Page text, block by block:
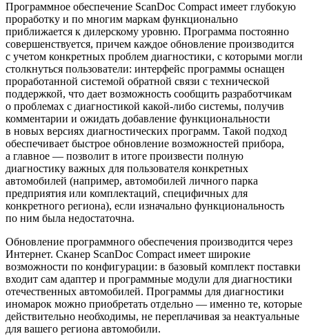
Программное обеспечение ScanDoc Compact имеет глубокую
проработку и по многим маркам функционально
приближается к дилерскому уровню. Программа постоянно
совершенствуется, причем каждое обновление производится
с учетом конкретных проблем диагностики, с которыми могли
столкнуться пользователи: интерфейс программы оснащен
проработанной системой обратной связи с технической
поддержкой, что дает возможность сообщить разработчикам
о проблемах с диагностикой какой-либо системы, получив
комментарии и ожидать добавление функциональности
в новых версиях диагностических программ. Такой подход
обеспечивает быстрое обновление возможностей прибора,
а главное — позволит в итоге произвести полную
диагностику важных для пользователя конкретных
автомобилей (например, автомобилей личного парка
предприятия или комплектаций, специфичных для
конкретного региона), если изначально функциональность
по ним была недостаточна.
Обновление программного обеспечения производится через
Интернет. Сканер ScanDoc Compact имеет широкие
возможности по конфигурации: в базовый комплект поставки
входит сам адаптер и программные модули для диагностики
отечественных автомобилей. Программы для диагностики
иномарок можно приобретать отдельно — именно те, которые
действительно необходимы, не переплачивая за неактуальные
для вашего региона автомобили.